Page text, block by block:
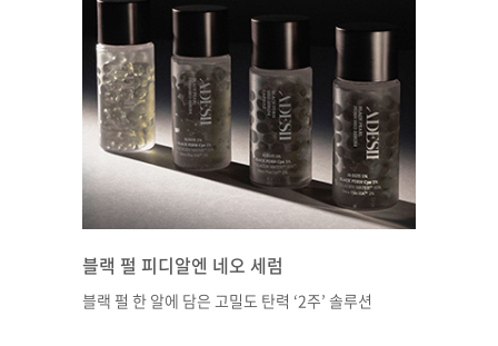
블랙 펄 피디알엔 네오 세럼​
블랙 펄 한 알에 담은​ 고밀도 탄력 ‘2주’ 솔루션​​